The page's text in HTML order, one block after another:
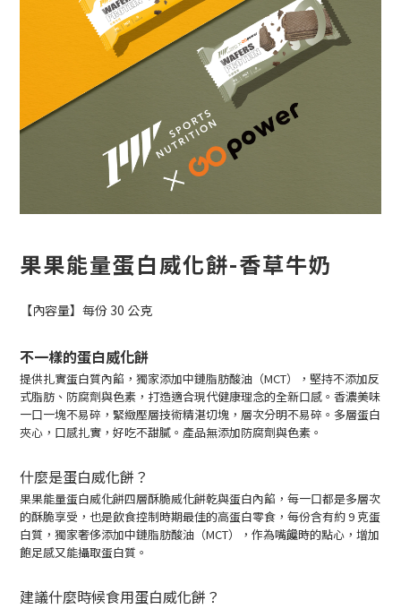
果果能量蛋白威化餅-香草牛奶
【內容量】每份 30 公克
不一樣的蛋白威化餅
提供扎實蛋白質內餡，獨家添加中鏈脂肪酸油（MCT）， 堅持不添加反
式脂肪、防腐劑與色素， 打造適合現代健康理念的全新口感。香濃美味
一口一塊不易碎，緊緻壓層技術精湛切塊，層次分明不易碎。多層蛋白
夾心，口感扎實，好吃不甜膩。產品無添加防腐劑與色素。
什麼是蛋白威化餅？
果果能量蛋白威化餅四層酥脆威化餅乾與蛋白內餡，每一口都是多層次
的酥脆享受，也是飲食控制時期最佳的高蛋白零食，每份含有約 9 克蛋
白質，獨家奢侈添加中鏈脂肪酸油（MCT），作為嘴饞時的點心，增加
飽足感又能攝取蛋白質。
建議什麼時候食用蛋白威化餅？